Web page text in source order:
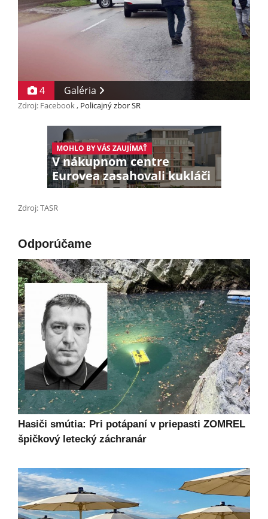
4 Galéria
Zdroj: Facebook , Policajný zbor SR
MOHLO BY VÁS ZAUJÍMAŤ
V nákupnom centre
Eurovea zasahovali kukláči
Zdroj: TASR
Odporúčame
Hasiči smútia: Pri potápaní v priepasti ZOMREL
špičkový letecký záchranár